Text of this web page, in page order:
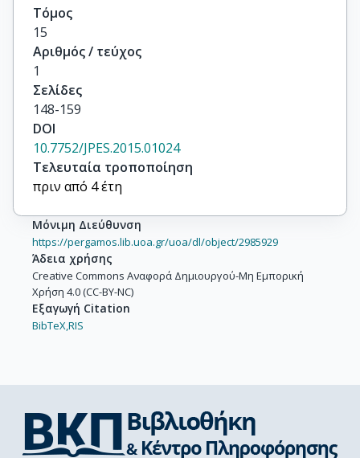
Τόμος
15
Αριθμός / τεύχος
1
Σελίδες
148-159
DOI
10.7752/JPES.2015.01024
Τελευταία τροποποίηση
πριν από 4 έτη
Μόνιμη Διεύθυνση
https://pergamos.lib.uoa.gr/uoa/dl/object/2985929
Άδεια χρήσης
Creative Commons Αναφορά Δημιουργού-Μη Εμπορική
Χρήση 4.0 (CC-BY-NC)
Εξαγωγή Citation
BibTeX,RIS